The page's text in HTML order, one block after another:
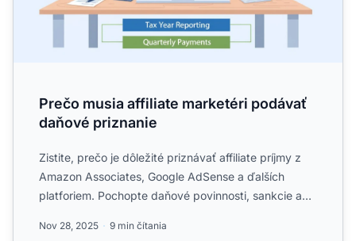
Prečo musia affiliate marketéri podávať
daňové priznanie
Zistite, prečo je dôležité priznávať affiliate príjmy z
Amazon Associates, Google AdSense a ďalších
platforiem. Pochopte daňové povinnosti, sankcie a
Nov 28, 2025 9 min čítania